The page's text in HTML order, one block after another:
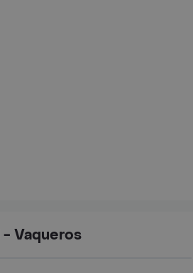
- Vaqueros